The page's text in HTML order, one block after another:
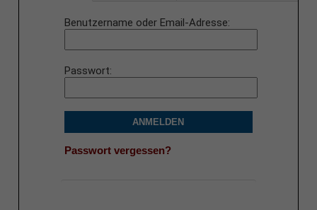
Benutzername oder Email-Adresse
Passwort
ANMELDEN
Passwort vergessen?